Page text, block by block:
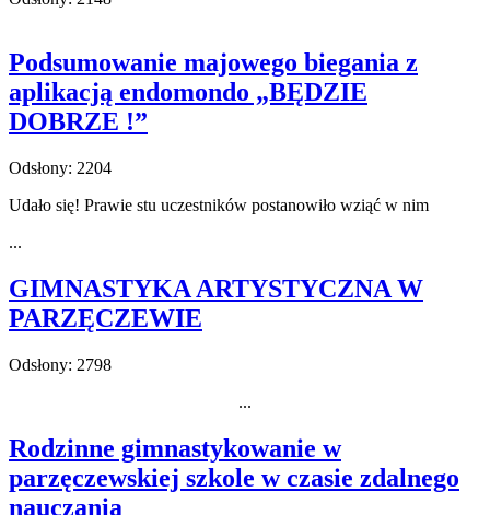
Podsumowanie majowego biegania z
aplikacją endomondo „BĘDZIE
DOBRZE !”
Odsłony: 2204
Udało się! Prawie stu uczestników postanowiło wziąć w nim
...
GIMNASTYKA ARTYSTYCZNA W
PARZĘCZEWIE
Odsłony: 2798
...
Rodzinne gimnastykowanie w
parzęczewskiej szkole w czasie zdalnego
nauczania